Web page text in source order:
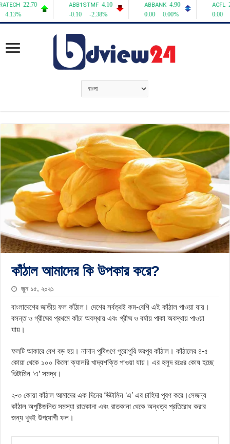
কাঁঠাল আমাদের কি উপকার করে?
জুন ১৫, ২০২১
বাংলাদেশের জাতীয় ফল কাঁঠাল। দেশের সর্বত্রই কম-বেশি এই কাঁঠাল পাওয়া যায়।
বসন্ত ও গ্রীষ্মের প্রথমে কাঁচা অবস্থায় এবং গ্রীষ্ম ও বর্ষায় পাকা অবস্থায় পাওয়া
যায়।
ফলটি আকারে বেশ বড় হয়। নানান পুষ্টিগুণে পুরোপুরি ভরপুর কাঁঠাল। কাঁঠালের ৪-৫
কোয়া থেকে ১০০ কিলো ক্যালরি খাদ্যশক্তি পাওয়া যায়। এর হলুদ রঙের কোষ হচ্ছে
ভিটামিন ‘এ’ সমদ্ধ।
২-৩ কোয়া কাঁঠাল আমাদের এক দিনের ভিটামিন ‘এ’ এর চাহিদা পূরণ করে।সেজন্য
কাঁঠাল অপুষ্টিজনিত সমস্যা রাতকানা এবং রাতকানা থেকে অন্ধত্ব প্রতিরোধ করার
জন্য খুবই উপযোগী ফল।